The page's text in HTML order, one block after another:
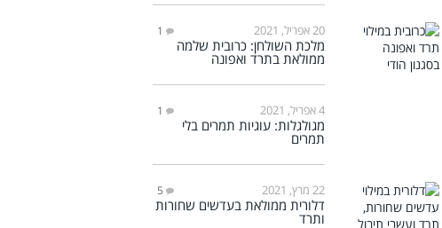
20 אפריל, 2021 1
מלכת השולחן: כרובית שלמה
ממולאת בתרד ואפונה
4 אפריל, 2021 1
מגולגלות: עוגיות תמרים בלי
תמרים
22 מרץ, 2021 5
דלורית ממולאת בעדשים שחורות
ותרד